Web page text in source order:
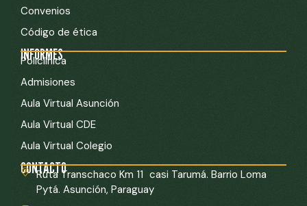
Convenios
Código de ética
INFORMES
Policlínica
Admisiones
Aula Virtual Asunción
Aula Virtual CDE
Aula Virtual Colegio
CONTACTO
Ruta Transchaco Km 11 casi Tarumá. Barrio Loma
Pytá. Asunción, Paraguay